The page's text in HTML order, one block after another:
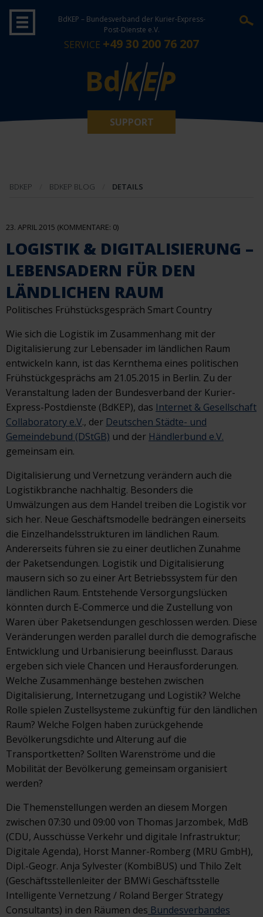
BdKEP – Bundesverband der Kurier-Express-
Post-Dienste e.V.
SERVICE +49 30 200 76 207
SUPPORT
BDKEP BDKEP BLOG DETAILS
23. APRIL 2015 (KOMMENTARE: 0)
LOGISTIK & DIGITALISIERUNG –
LEBENSADERN FÜR DEN
LÄNDLICHEN RAUM
Politisches Frühstücksgespräch Smart Country
Wie sich die Logistik im Zusammenhang mit der
Digitalisierung zur Lebensader im ländlichen Raum
entwickeln kann, ist das Kernthema eines politischen
Frühstückgesprächs am 21.05.2015 in Berlin. Zu der
Veranstaltung laden der Bundesverband der Kurier-
Express-Postdienste (BdKEP), das Internet & Gesellschaft
Collaboratory e.V., der Deutschen Städte- und
Gemeindebund (DStGB) und der Händlerbund e.V.
gemeinsam ein.
Digitalisierung und Vernetzung verändern auch die
Logistikbranche nachhaltig. Besonders die
Umwälzungen aus dem Handel treiben die Logistik vor
sich her. Neue Geschäftsmodelle bedrängen einerseits
die Einzelhandelsstrukturen im ländlichen Raum.
Andererseits führen sie zu einer deutlichen Zunahme
der Paketsendungen. Logistik und Digitalisierung
mausern sich so zu einer Art Betriebssystem für den
ländlichen Raum. Entstehende Versorgungslücken
könnten durch E-Commerce und die Zustellung von
Waren über Paketsendungen geschlossen werden. Diese
Veränderungen werden parallel durch die demografische
Entwicklung und Urbanisierung beeinflusst. Daraus
ergeben sich viele Chancen und Herausforderungen.
Welche Zusammenhänge bestehen zwischen
Digitalisierung, Internetzugang und Logistik? Welche
Rolle spielen Zustellsysteme zukünftig für den ländlichen
Raum? Welche Folgen haben zurückgehende
Bevölkerungsdichte und Alterung auf die
Transportketten? Sollten Warenströme und die
Mobilität der Bevölkerung gemeinsam organisiert
werden?
Die Themenstellungen werden an diesem Morgen
zwischen 07:30 und 09:00 von Thomas Jarzombek, MdB
(CDU, Ausschüsse Verkehr und digitale Infrastruktur;
Digitale Agenda), Horst Manner-Romberg (MRU GmbH),
Dipl.-Geogr. Anja Sylvester (KombiBUS) und Thilo Zelt
(Geschäftsstellenleiter der BMWi Geschäftsstelle
Intelligente Vernetzung / Roland Berger Strategy
Consultants) in den Räumen des Bundesverbandes